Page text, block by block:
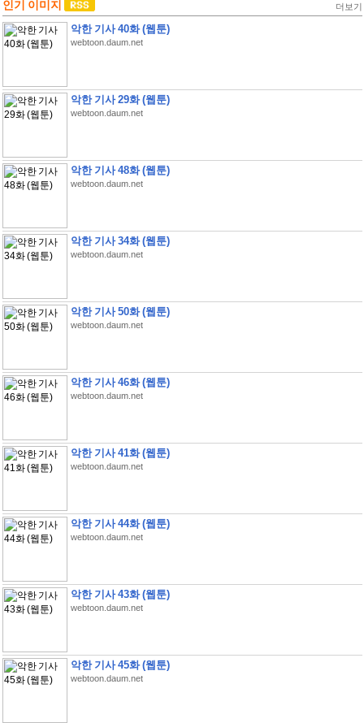
인기 이미지 더보기
악한 기사 40화 (웹툰)
webtoon.daum.net
악한 기사 29화 (웹툰)
webtoon.daum.net
악한 기사 48화 (웹툰)
webtoon.daum.net
악한 기사 34화 (웹툰)
webtoon.daum.net
악한 기사 50화 (웹툰)
webtoon.daum.net
악한 기사 46화 (웹툰)
webtoon.daum.net
악한 기사 41화 (웹툰)
webtoon.daum.net
악한 기사 44화 (웹툰)
webtoon.daum.net
악한 기사 43화 (웹툰)
webtoon.daum.net
악한 기사 45화 (웹툰)
webtoon.daum.net